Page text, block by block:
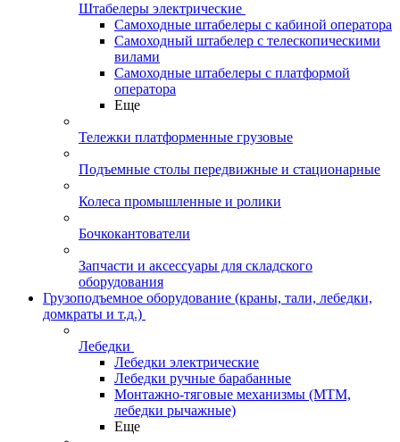
Штабелеры электрические
Самоходные штабелеры с кабиной оператора
Самоходный штабелер с телескопическими
вилами
Самоходные штабелеры с платформой
оператора
Еще
Тележки платформенные грузовые
Подъемные столы передвижные и стационарные
Колеса промышленные и ролики
Бочкокантователи
Запчасти и аксессуары для складского
оборудования
Грузоподъемное оборудование (краны, тали, лебедки,
домкраты и т.д.)
Лебедки
Лебедки электрические
Лебедки ручные барабанные
Монтажно-тяговые механизмы (МТМ,
лебедки рычажные)
Еще